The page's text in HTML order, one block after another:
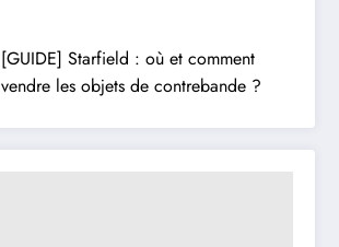
[GUIDE] Starfield : où et comment
vendre les objets de contrebande ?